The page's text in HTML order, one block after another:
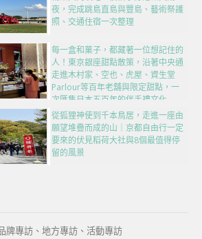
夜，完成跳島直島與豐島、藝術祭護
照、交通住宿一次整理
每一盒和菓子，都藏著一位想記住的
人！東京銀座甜點散策，沿著中央通
走進木村家、空也、虎屋、資生堂
Parlour等百年老舖與限定甜點，一
次匯集日本五百年的伴手禮文化
從狐狸神使到千本鳥居，走進一座由
願望堆疊而成的山｜京都自由行一定
要來的伏見稻荷大社與8個最值得停
留的風景
牌專訪、地方專訪、活動專訪